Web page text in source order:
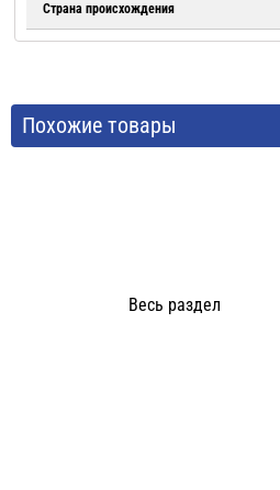
Страна происхождения
Похожие товары
Весь раздел